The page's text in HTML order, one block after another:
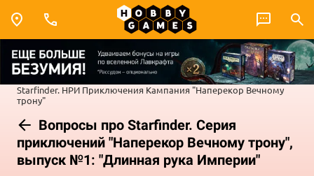
Starfinder. НРИ Приключения Кампания "Наперекор Вечному
трону"
Вопросы про Starfinder. Серия
приключений "Наперекор Вечному трону",
выпуск №1: "Длинная рука Империи"